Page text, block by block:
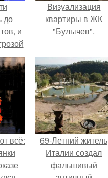
до
и
Визуализация
квартиры в ЖК
"Булычев".
всё:
69-Летний житель
Италии создал
фальшивый